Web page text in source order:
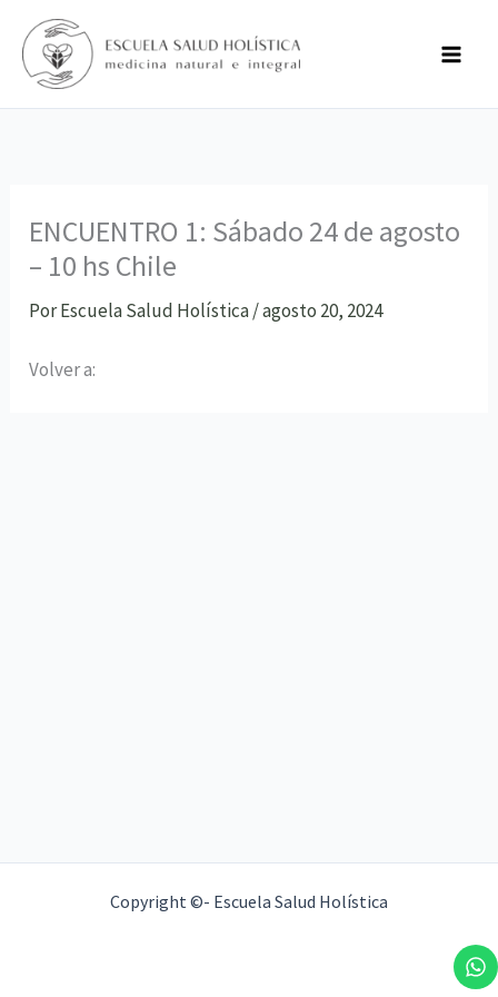
contenido
ENCUENTRO 1: Sábado 24 de agosto
– 10 hs Chile
PorEscuela Salud Holística/agosto 20, 2024
Volver a:
Copyright ©- Escuela Salud Holística